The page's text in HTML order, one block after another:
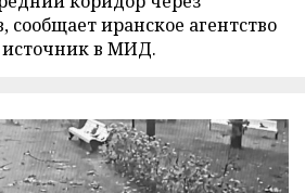
иранское агентство
источник в МИД.